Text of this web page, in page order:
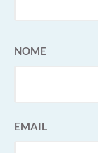
NOME
EMAIL